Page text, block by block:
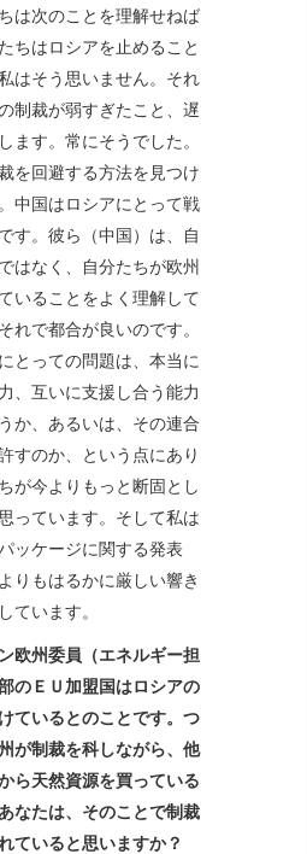
は次のことを理解せねば
ちはロシアを止めること
はそう思いません。それ
制裁が弱すぎたこと、遅
ます。常にそうでした。
を回避する方法を見つけ
中国はロシアにとって戦
す。彼ら（中国）は、自
はなく、自分たちが欧州
いることをよく理解して
れで都合が良いのです。
とっての問題は、本当に
、互いに支援し合う能力
か、あるいは、その連合
すのか、という点にあり
が今よりもっと断固とし
っています。そして私は
ッケージに関する発表
りもはるかに厳しい響き
ています。
欧州委員（エネルギー担
のＥＵ加盟国はロシアの
ているとのことです。つ
が制裁を科しながら、他
ら天然資源を買っている
なたは、そのことで制裁
ていると思いますか？